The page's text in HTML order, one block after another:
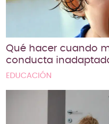
Qué hacer cuando
conducta
EDUCACIÓN